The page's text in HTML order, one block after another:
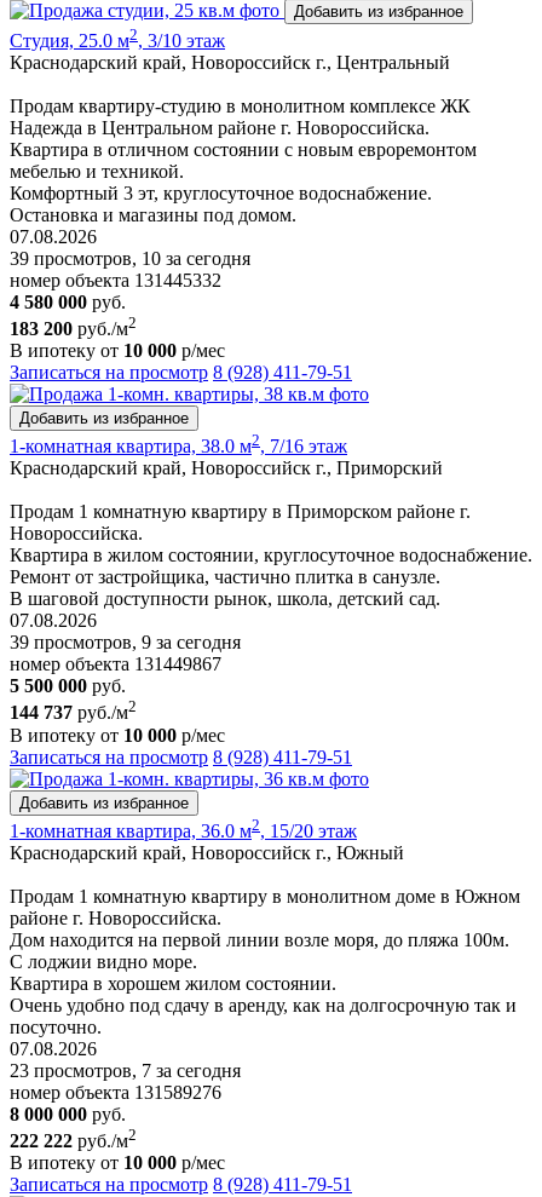
Добавить из избранное
Студия, 25.0 м2, 3/10 этаж
Краснодарский край, Новороссийск г., Центральный
Продам квартиру-студию в монолитном комплексе ЖК
Надежда в Центральном районе г. Новороссийска.
Квартира в отличном состоянии с новым евроремонтом
мебелью и техникой.
Комфортный 3 эт, круглосуточное водоснабжение.
Остановка и магазины под домом.
07.08.2026
39 просмотров, 10 за сегодня
номер объекта 131445332
4 580 000 руб.
183 200 руб./м2
В ипотеку от 10 000 р/мес
Записаться на просмотр 8 (928) 411-79-51
Добавить из избранное
1-комнатная квартира, 38.0 м2, 7/16 этаж
Краснодарский край, Новороссийск г., Приморский
Продам 1 комнатную квартиру в Приморском районе г.
Новороссийска.
Квартира в жилом состоянии, круглосуточное водоснабжение.
Ремонт от застройщика, частично плитка в санузле.
В шаговой доступности рынок, школа, детский сад.
07.08.2026
39 просмотров, 9 за сегодня
номер объекта 131449867
5 500 000 руб.
144 737 руб./м2
В ипотеку от 10 000 р/мес
Записаться на просмотр 8 (928) 411-79-51
Добавить из избранное
1-комнатная квартира, 36.0 м2, 15/20 этаж
Краснодарский край, Новороссийск г., Южный
Продам 1 комнатную квартиру в монолитном доме в Южном
районе г. Новороссийска.
Дом находится на первой линии возле моря, до пляжа 100м.
С лоджии видно море.
Квартира в хорошем жилом состоянии.
Очень удобно под сдачу в аренду, как на долгосрочную так и
посуточно.
07.08.2026
23 просмотров, 7 за сегодня
номер объекта 131589276
8 000 000 руб.
222 222 руб./м2
В ипотеку от 10 000 р/мес
Записаться на просмотр 8 (928) 411-79-51